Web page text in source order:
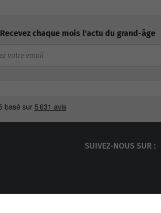
Recevez chaque mois l'actu du grand-âge
SUIVEZ-NOUS SUR :